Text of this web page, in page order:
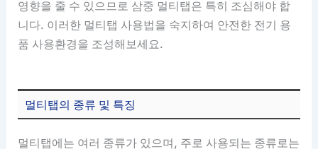
영향을 줄 수 있으므로 삼중 멀티탭은 특히 조심해야 합
니다. 이러한 멀티탭 사용법을 숙지하여 안전한 전기 용
품 사용환경을 조성해보세요.
멀티탭의 종류 및 특징
멀티탭에는 여러 종류가 있으며, 주로 사용되는 종류로는